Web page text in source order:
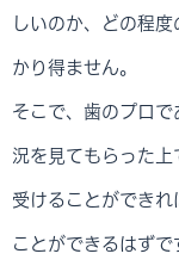
しいのか、どの程
かり得ません。
そこで、歯のプロ
況を見てもらった
受けることができ
ことができるはずで